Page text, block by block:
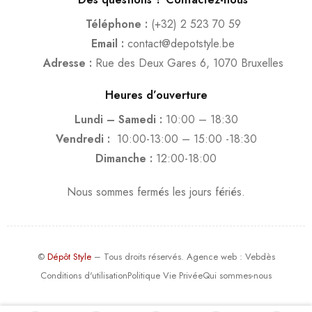
Téléphone : (+32) 2 523 70 59
Email : contact@depotstyle.be
Adresse : Rue des Deux Gares 6, 1070 Bruxelles
Heures d’ouverture
Lundi – Samedi : 10:00 – 18:30
Vendredi : 10:00-13:00 – 15:00 -18:30
Dimanche : 12:00-18:00
Nous sommes fermés les jours fériés.
© Dépôt Style– Tous droits réservés. Agence web: Vebdès
Conditions d'utilisationPolitique Vie PrivéeQui sommes-nous